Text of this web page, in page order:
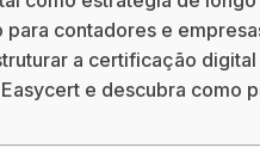
para contadores e
a certificação
e descubra como